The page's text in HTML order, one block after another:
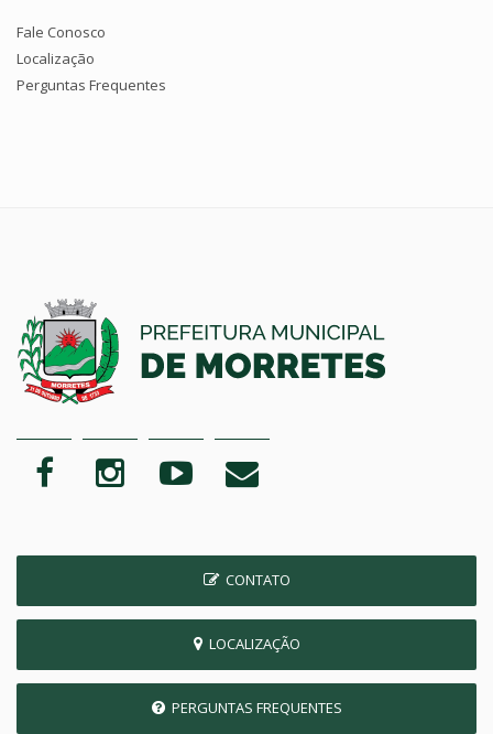
Fale Conosco
Localização
Perguntas Frequentes
CONTATO
LOCALIZAÇÃO
PERGUNTAS FREQUENTES